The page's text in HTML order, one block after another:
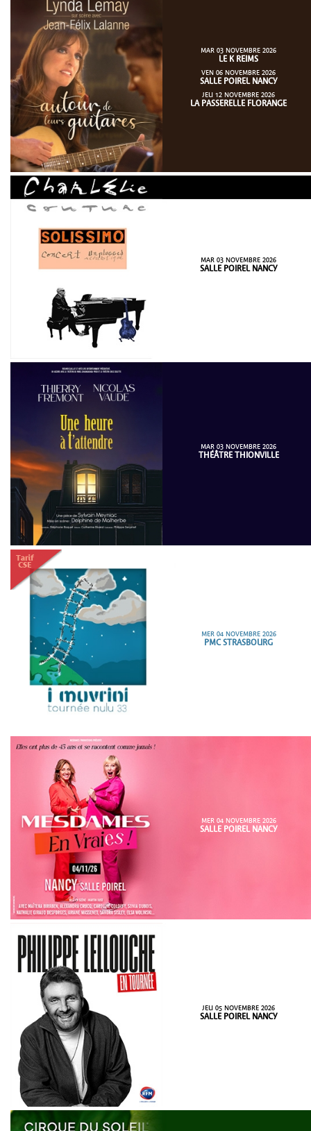
MAR 03 NOVEMBRE 2026
LE K REIMS
VEN 06 NOVEMBRE 2026
SALLE POIREL NANCY
JEU 12 NOVEMBRE 2026
LA PASSERELLE FLORANGE
MAR 03 NOVEMBRE 2026
SALLE POIREL NANCY
MAR 03 NOVEMBRE 2026
THÉÂTRE THIONVILLE
MER 04 NOVEMBRE 2026
PMC STRASBOURG
MER 04 NOVEMBRE 2026
SALLE POIREL NANCY
JEU 05 NOVEMBRE 2026
SALLE POIREL NANCY